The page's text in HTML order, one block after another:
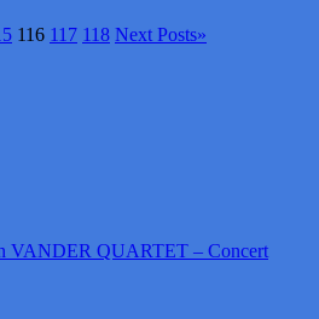
116 117 118 Next Posts»
VANDER QUARTET – Concert